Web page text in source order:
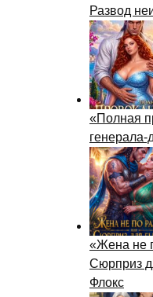
Развод
«Полная
«Жена не
Сюрприз
Флокс